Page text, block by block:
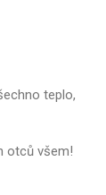
teplo,
otců všem!